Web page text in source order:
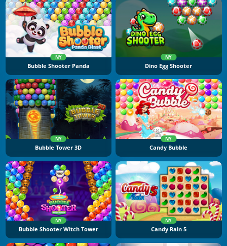
NY
Bubble Shooter Panda
NY
Dino Egg Shooter
NY
Bubble Tower 3D
NY
Candy Bubble
NY
Bubble Shooter Witch Tower
NY
Candy Rain 5